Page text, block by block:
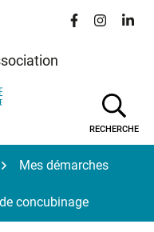
d'accessibilité
Lien vers le
Lien vers
Lien
RECHERCHE
Mes démarches
concubinage